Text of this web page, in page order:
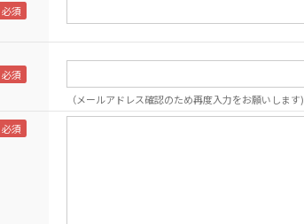
（メールアドレス確認のため再度入力をお願いします)